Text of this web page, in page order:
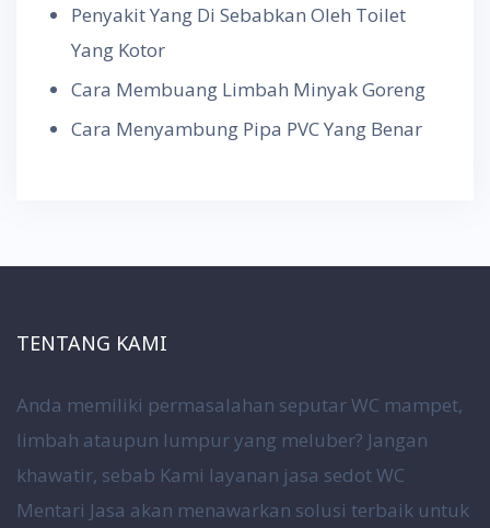
Penyakit Yang Di Sebabkan Oleh Toilet
Yang Kotor
Cara Membuang Limbah Minyak Goreng
Cara Menyambung Pipa PVC Yang Benar
TENTANG KAMI
Anda memiliki permasalahan seputar WC mampet,
limbah ataupun lumpur yang meluber? Jangan
khawatir, sebab Kami layanan jasa sedot WC
Mentari Jasa akan menawarkan solusi terbaik untuk